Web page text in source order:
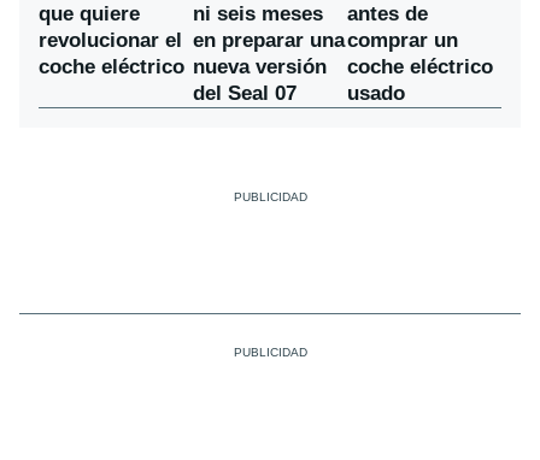
que quiere
revolucionar el
coche eléctrico
ni seis meses
en preparar una
nueva versión
del Seal 07
antes de
comprar un
coche eléctrico
usado